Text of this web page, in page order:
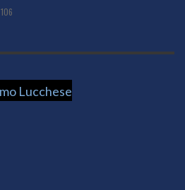
106